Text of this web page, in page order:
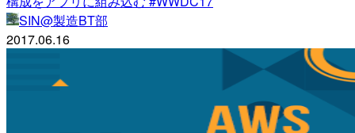
SIN@製造BT部
2017.06.16